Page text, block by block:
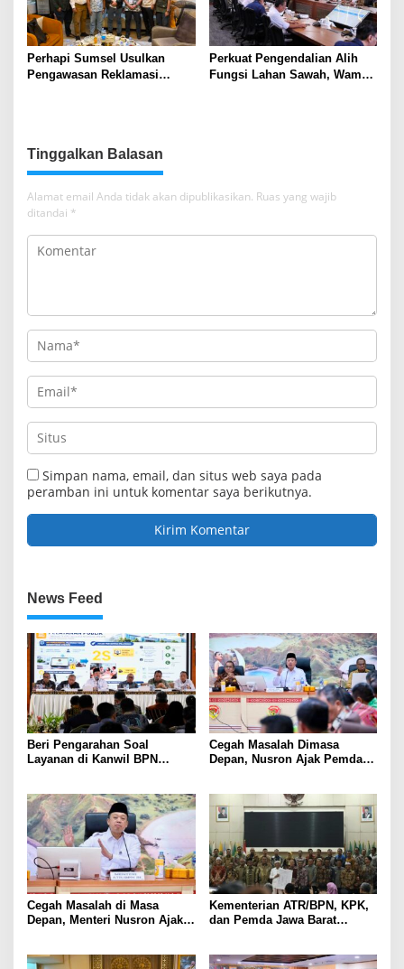
Perhapi Sumsel Usulkan
Pengawasan Reklamasi
Perkuat Pengendalian Alih
Fungsi Lahan Sawah, Wamen
Tinggalkan Balasan
Alamat email Anda tidak akan dipublikasikan. Ruas yang wajib
ditandai *
Simpan nama, email, dan situs web saya pada
peramban ini untuk komentar saya berikutnya.
News Feed
Beri Pengarahan Soal
Layanan di Kanwil BPN
Pandang Masyarakat
Cegah Masalah Dimasa
Depan, Nusron Ajak Pemda
Cegah Masalah di Masa
Depan, Menteri Nusron Ajak
Kementerian ATR/BPN, KPK,
dan Pemda Jawa Barat
serta Penguatan Ekonomi